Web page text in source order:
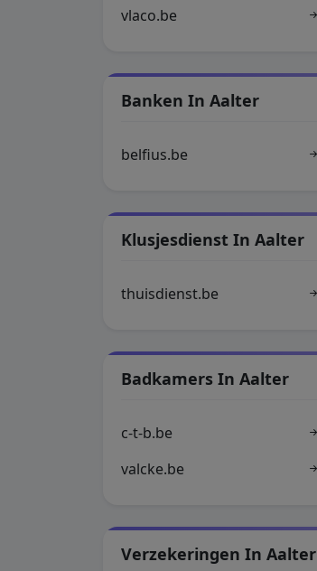
vlaco.be
Banken In Aalter
belfius.be
Klusjesdienst In Aalter
thuisdienst.be
Badkamers In Aalter
c-t-b.be
valcke.be
Verzekeringen In Aalter